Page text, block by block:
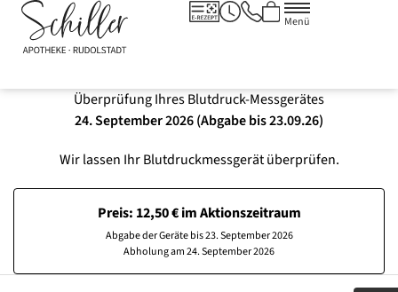
Menü
Überprüfung Ihres Blutdruck-Messgerätes
24. September 2026 (Abgabe bis 23.09.26)
Wir lassen Ihr Blutdruckmessgerät überprüfen.
Preis: 12,50 € im Aktionszeitraum
Abgabe der Geräte bis 23. September 2026
Abholung am 24. September 2026